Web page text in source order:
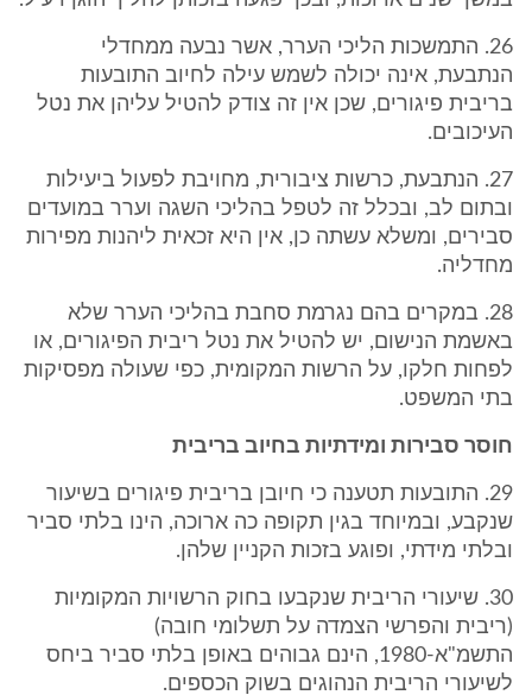
26. התמשכות הליכי הערר, אשר נבעה ממחדלי
הנתבעת, אינה יכולה לשמש עילה לחיוב התובעות
בריבית פיגורים, שכן אין זה צודק להטיל עליהן את נטל
העיכובים.
27. הנתבעת, כרשות ציבורית, מחויבת לפעול ביעילות
ובתום לב, ובכלל זה לטפל בהליכי השגה וערר במועדים
סבירים, ומשלא עשתה כן, אין היא זכאית ליהנות מפירות
מחדליה.
28. במקרים בהם נגרמת סחבת בהליכי הערר שלא
באשמת הנישום, יש להטיל את נטל ריבית הפיגורים, או
לפחות חלקו, על הרשות המקומית, כפי שעולה מפסיקות
בתי המשפט.
חוסר סבירות ומידתיות בחיוב בריבית
29. התובעות תטענה כי חיובן בריבית פיגורים בשיעור
שנקבע, ובמיוחד בגין תקופה כה ארוכה, הינו בלתי סביר
ובלתי מידתי, ופוגע בזכות הקניין שלהן.
30. שיעורי הריבית שנקבעו בחוק הרשויות המקומיות
(ריבית והפרשי הצמדה על תשלומי חובה)
התשמ"א-1980, הינם גבוהים באופן בלתי סביר ביחס
לשיעורי הריבית הנהוגים בשוק הכספים.